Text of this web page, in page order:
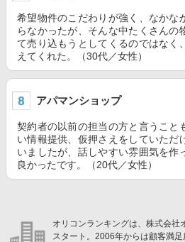
希望物件のこだわりが強く、なかな
らなかったが、そんな中たくさんの
て売り込もうとしてくるのではなく
えてくれた。（30代／女性）
アパマンショップ
契約者の以前の担当の方と言うこと
い情報提供、仮押さえをしていただ
いましたが、話しやすい雰囲気を作
良かったです。（20代／女性）
オリコンランキングは、株式会社
スタート。2006年からは顧客満